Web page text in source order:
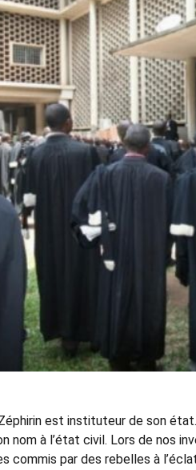
est instituteur de son
nom à l’état civil. Lors de nos
commis par des rebelles à